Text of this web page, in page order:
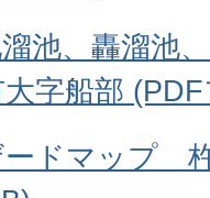
池、轟溜池
字船部 (PDF
ードマップ